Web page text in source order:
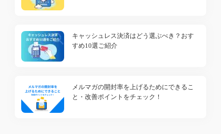
キャッシュレス決済はどう選ぶべき？おす
すめ10選ご紹介
メルマガの開封率を上げるためにできるこ
と・改善ポイントをチェック！